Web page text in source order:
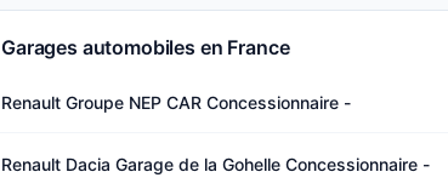
Garages automobiles en France
Renault Groupe NEP CAR Concessionnaire -
Renault Dacia Garage de la Gohelle Concessionnaire -